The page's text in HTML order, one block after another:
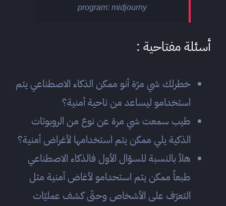
program: midjourny
أسئلة مفتاحية :
خطرلك شي مرّة أنو ممكن الذكاء الاصطناعي يتم
استخدامو ليساعد من ناحية أمنية؟
طيب سمعت شي مرة عن نوع من الروبوتات
الذكية يلي ممكن يتم استخدامها لأغراض أمنية؟
هلأ بالنسبة للسؤال الأول فالذكاء الاصطناعي
طبعاً ممكن يتم استحدامو لأغاض أمنية متل
التعرّف على الأشخاص وحتّى كشف عمليّات